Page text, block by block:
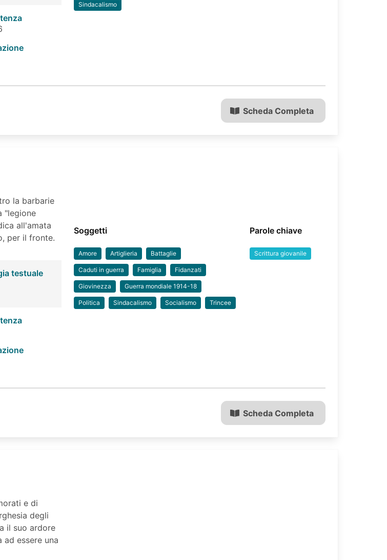
Sindacalismo
Scheda Completa
la barbarie
"legione
all'amata
per il fronte.
testuale
Soggetti
Amore Artiglieria Battaglie
Caduti in guerra Famiglia Fidanzati
Giovinezza Guerra mondiale 1914-18
Politica Sindacalismo Socialismo Trincee
Parole chiave
Scrittura giovanile
Scheda Completa
e di
degli
il suo ardore
essere una